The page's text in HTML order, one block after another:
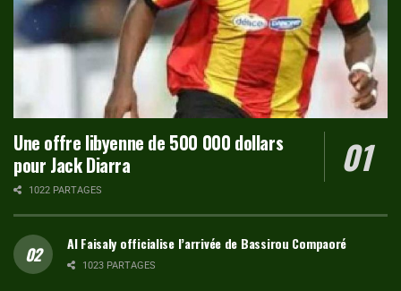
Une offre libyenne de 500 000 dollars
pour Jack Diarra
1022 PARTAGES
Al Faisaly officialise l’arrivée de Bassirou Compaoré
1023 PARTAGES